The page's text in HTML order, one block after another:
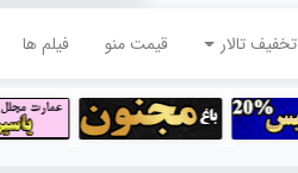
تخفیف تالار قیمت منو فیلم ها